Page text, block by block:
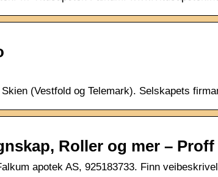
(Vestfold og Telemark). Selskapets
Roller og mer – Proff
apotek AS, 925183733. Finn